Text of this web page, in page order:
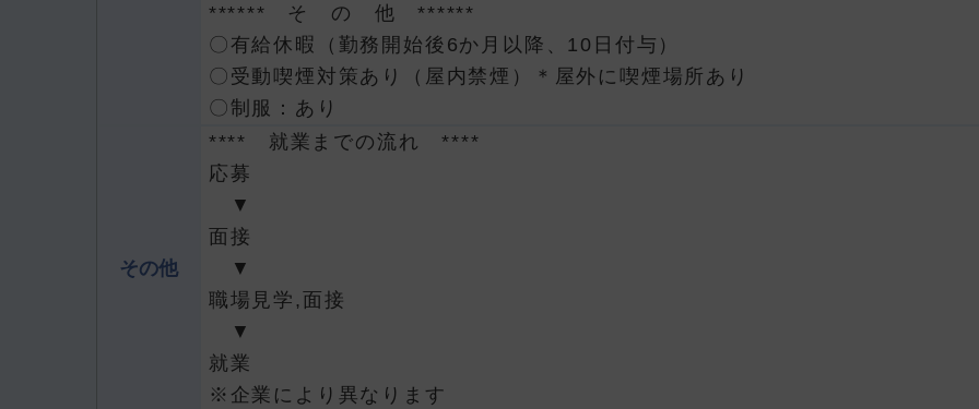
****** そ の 他 ******
〇有給休暇（勤務開始後6か月以降、10日付与）
〇受動喫煙対策あり（屋内禁煙）＊屋外に喫煙場所あり
〇制服：あり
その他
**** 就業までの流れ ****
応募
▼
面接
▼
職場見学,面接
▼
就業
※企業により異なります